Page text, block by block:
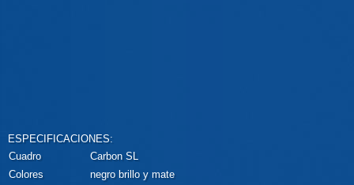
ESPECIFICACIONES:
Cuadro
Carbon SL
Colores
negro brillo y mate